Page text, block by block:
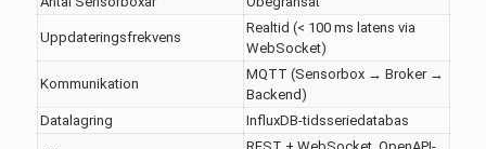
Uppdateringsfrekvens
Realtid (< 100 ms latens via
WebSocket)
Kommunikation
MQTT (Sensorbox → Broker →
Backend)
Datalagring
InfluxDB-tidsseriedatabas